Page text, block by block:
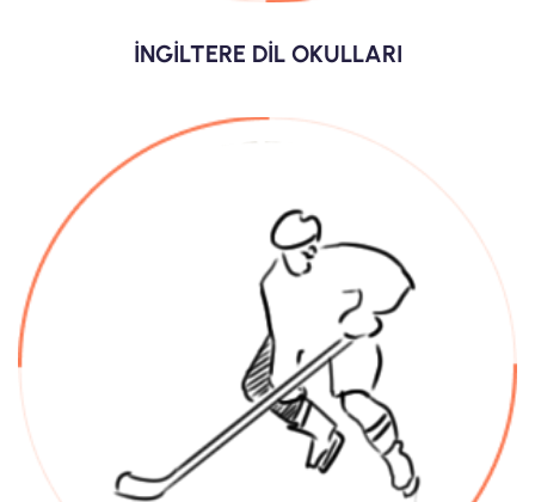
İNGİLTERE DİL OKULLARI